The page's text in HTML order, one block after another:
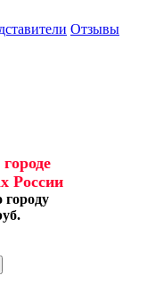
Отзывы
России
городу